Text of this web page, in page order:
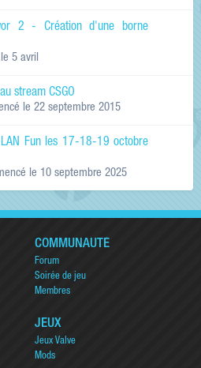
2 - Création d'une borne
le 5 avril
stream CSGO
le 22 septembre 2015
Fun les 17-18-19 octobre
le 10 septembre 2025
COMMUNAUTÉ
Forum
Soirée de jeu
Membres
JEUX
Jeux Valve
Mods